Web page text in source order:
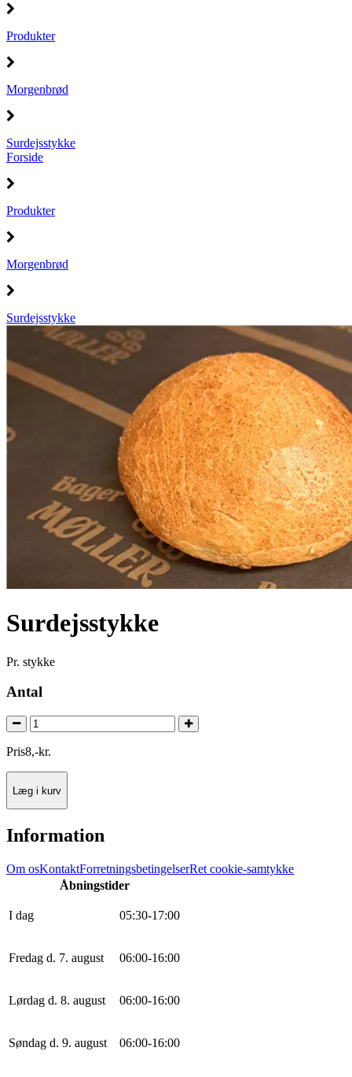
Produkter
Morgenbrød
Surdejsstykke
Forside
Produkter
Morgenbrød
Surdejsstykke
Surdejsstykke
Pr. stykke
Antal
Pris8,-kr.
Læg i kurv
Information
Om osKontaktForretningsbetingelserRet cookie-samtykke
Åbningstider
I dag 05:30-17:00
Fredag d. 7. august 06:00-16:00
Lørdag d. 8. august 06:00-16:00
Søndag d. 9. august 06:00-16:00